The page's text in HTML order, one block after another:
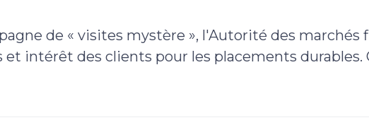
de « visites mystère », l'Autorité des marchés
et intérêt des clients pour les placements